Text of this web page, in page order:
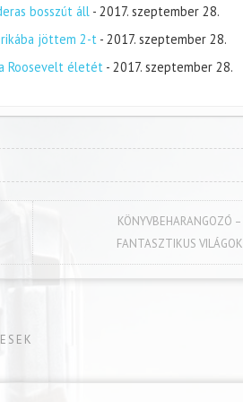
bosszút áll - 2017. szeptember 28.
jöttem 2-t - 2017. szeptember 28.
Roosevelt életét - 2017. szeptember 28.
KÖNYVBEHARANGOZÓ –
FANTASZTIKUS VILÁGOK